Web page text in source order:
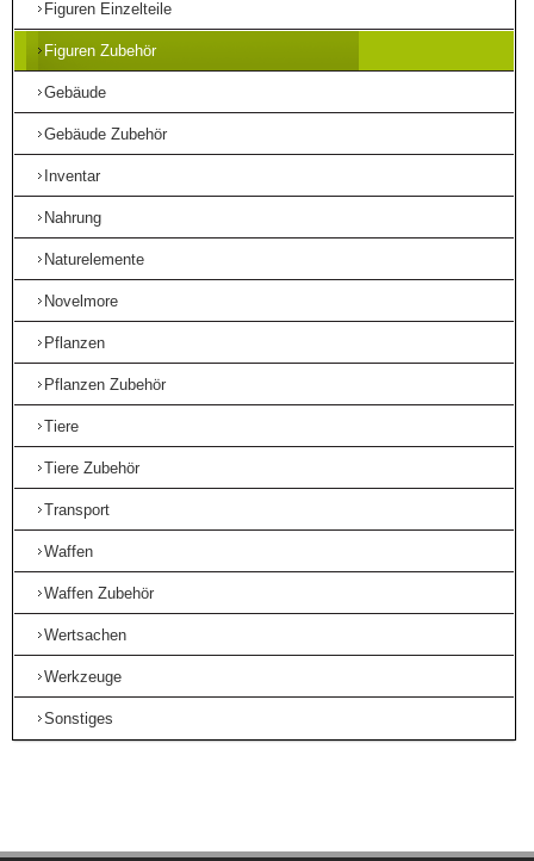
Figuren Einzelteile
Figuren Zubehör
Gebäude
Gebäude Zubehör
Inventar
Nahrung
Naturelemente
Novelmore
Pflanzen
Pflanzen Zubehör
Tiere
Tiere Zubehör
Transport
Waffen
Waffen Zubehör
Wertsachen
Werkzeuge
Sonstiges